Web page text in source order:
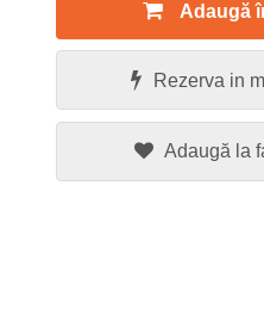
Adaugă
Rezerva in
Adaugă la